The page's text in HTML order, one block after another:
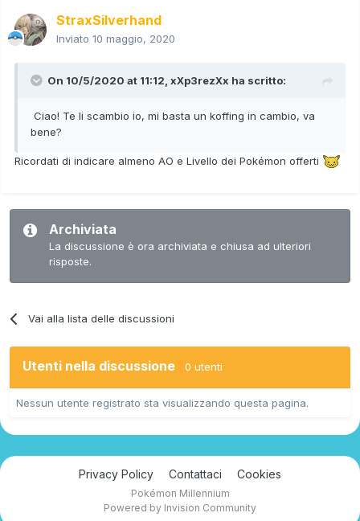
StraxSilverhand
Inviato 10 maggio, 2020
On 10/5/2020 at 11:12, xXp3rezXx ha scritto:
Ciao! Te li scambio io, mi basta un koffing in cambio, va
bene?
Ricordati di indicare almeno AO e Livello dei Pokémon offerti
Archiviata
La discussione è ora archiviata e chiusa ad ulteriori
risposte.
Vai alla lista delle discussioni
Utenti nella discussione 0 utenti
Nessun utente registrato sta visualizzando questa pagina.
Privacy Policy Contattaci Cookies
Pokémon Millennium
Powered by Invision Community